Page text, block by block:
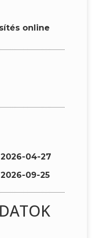
online
04-27
09-25